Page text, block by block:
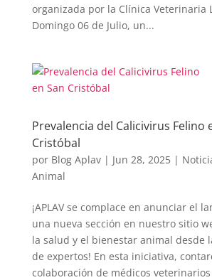
organizada por la Clínica Veterinaria
Domingo 06 de Julio, un...
Prevalencia del Calicivirus Felino
Cristóbal
por Blog Aplav| Jun 28, 2025|
Animal
¡APLAV se complace en anunciar el
una nueva sección en nuestro sitio
la salud y el bienestar animal desde
de expertos! En esta iniciativa,
colaboración de médicos